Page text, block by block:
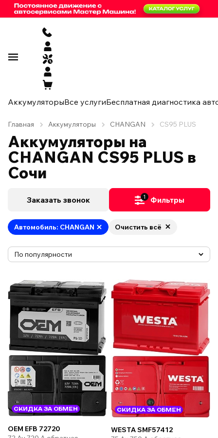
АккумуляторыВсе услугиБесплатная диагностика
Главная Аккумуляторы CHANGAN CS95 PLUS
Аккумуляторы на
CHANGAN CS95 PLUS в
Сочи
Заказать звонок 1 Фильтры
Автомобиль: CHANGAN Очистить всё
СКИДКА ЗА ОБМЕН
OEM EFB 72720
СКИДКА ЗА ОБМЕН
WESTA SMF57412